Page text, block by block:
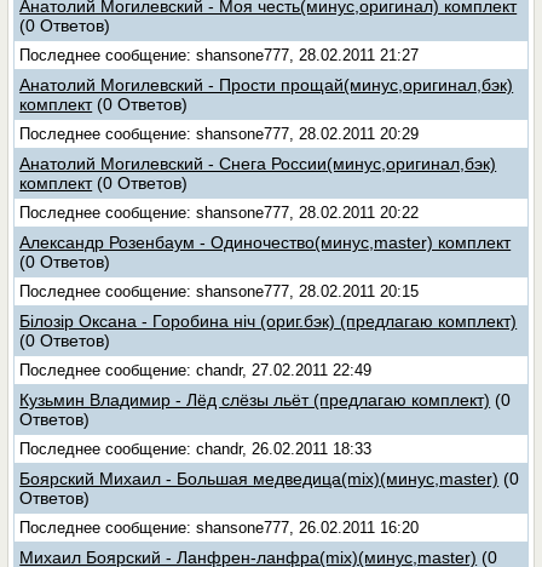
Анатолий Могилевский - Моя честь(минус,оригинал) комплект
(0 Ответов)
Последнее сообщение: shansone777, 28.02.2011 21:27
Анатолий Могилевский - Прости прощай(минус,оригинал,бэк)
комплект (0 Ответов)
Последнее сообщение: shansone777, 28.02.2011 20:29
Анатолий Могилевский - Снега России(минус,оригинал,бэк)
комплект (0 Ответов)
Последнее сообщение: shansone777, 28.02.2011 20:22
Александр Розенбаум - Одиночество(минус,master) комплект
(0 Ответов)
Последнее сообщение: shansone777, 28.02.2011 20:15
Білозір Оксана - Горобина нiч (ориг.бэк) (предлагаю комплект)
(0 Ответов)
Последнее сообщение: chandr, 27.02.2011 22:49
Кузьмин Владимир - Лёд слёзы льёт (предлагаю комплект) (0
Ответов)
Последнее сообщение: chandr, 26.02.2011 18:33
Боярский Михаил - Большая медведица(mix)(минус,master) (0
Ответов)
Последнее сообщение: shansone777, 26.02.2011 16:20
Михаил Боярский - Ланфрен-ланфра(mix)(минус,master) (0